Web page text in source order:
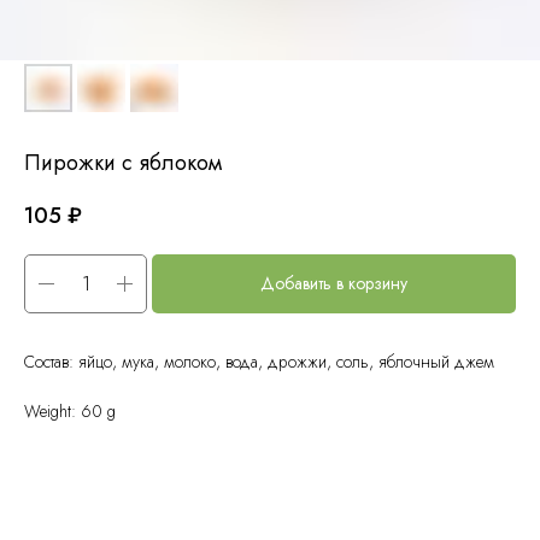
Пирожки с яблоком
105 ₽
Добавить в корзину
Состав: яйцо, мука, молоко, вода, дрожжи, соль, яблочный джем
Weight: 60 g